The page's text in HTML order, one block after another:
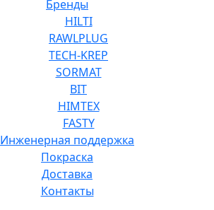
Бренды
HILTI
RAWLPLUG
TECH-KREP
SORMAT
BIT
HIMTEX
FASTY
Инженерная поддержка
Покраска
Доставка
Контакты